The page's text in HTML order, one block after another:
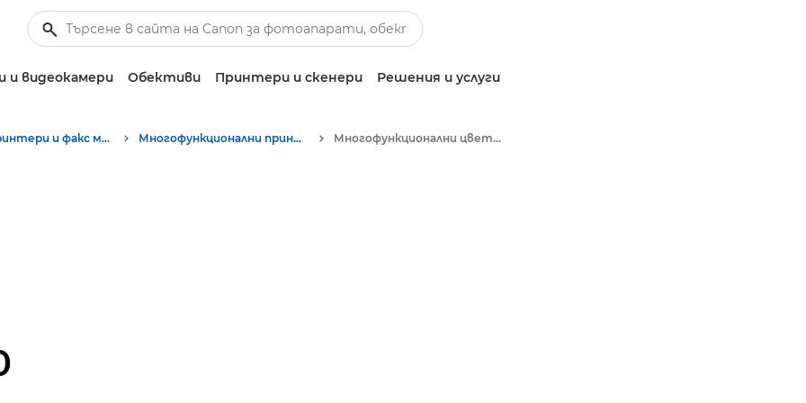
видеокамери Обективи Принтери и скенери Решения и услуги
Бизнес принтери и факс машини Многофункционални принтери – принтери "всичко в едно" Многофункционални цветни принтери